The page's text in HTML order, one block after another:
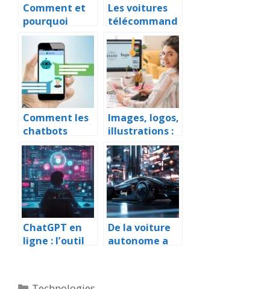
Comment et
pourquoi
acheter des
cartes
prepayees
pour les jeux
video ?
Les voitures
télécommand
ées high tech
qui font rêver
les enfants
Comment les
chatbots
transforment
l’automatisati
on du service
client
Images, logos,
illustrations :
confiez vos
creations
visuelles a
l’intelligence
artificielle
ChatGPT en
ligne : l’outil
De la voiture
autonome a
Catégories